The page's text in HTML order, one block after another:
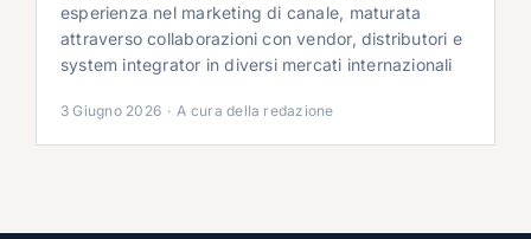
esperienza nel marketing di canale, maturata
attraverso collaborazioni con vendor, distributori e
system integrator in diversi mercati internazionali
3 Giugno 2026 · A cura della redazione